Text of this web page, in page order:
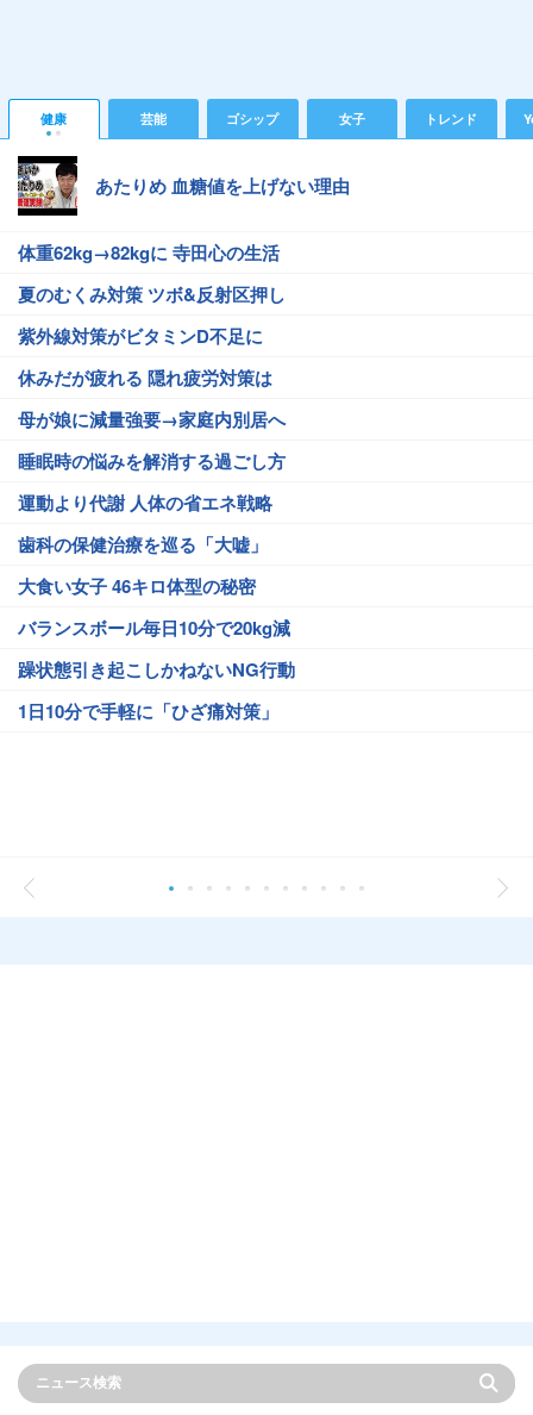
健康 芸能 ゴシップ 女子 トレンド
あたりめ 血糖値を上げない理由
体重62kg→82kgに 寺田心の生活
夏のむくみ対策 ツボ&反射区押し
紫外線対策がビタミンD不足に
休みだが疲れる 隠れ疲労対策は
母が娘に減量強要→家庭内別居へ
睡眠時の悩みを解消する過ごし方
運動より代謝 人体の省エネ戦略
歯科の保健治療を巡る「大嘘」
大食い女子 46キロ体型の秘密
バランスボール毎日10分で20kg減
躁状態引き起こしかねないNG行動
1日10分で手軽に「ひざ痛対策」